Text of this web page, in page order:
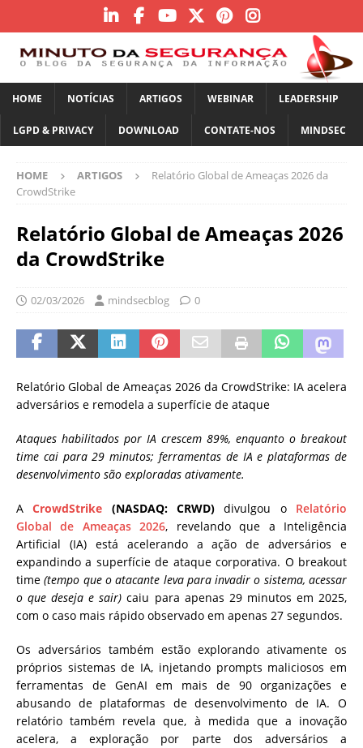
HOME NOTÍCIAS ARTIGOS WEBINAR LEADERSHIP
LGPD & PRIVACY DOWNLOAD CONTATE-NOS MINDSEC
HOME ARTIGOS
Relatório Global de Ameaças 2026 da
CrowdStrike
Relatório Global de Ameaças 2026
da CrowdStrike
02/03/2026 mindsecblog 0
Relatório Global de Ameaças 2026 da CrowdStrike: IA acelera
adversários e remodela a superfície de ataque
Ataques habilitados por IA crescem 89%, enquanto o breakout
time cai para 29 minutos; ferramentas de IA e plataformas de
desenvolvimento são exploradas ativamente.
A CrowdStrike (NASDAQ: CRWD) divulgou o Relatório
Global de Ameaças 2026, revelando que a Inteligência
Artificial (IA) está acelerando a ação de adversários e
expandindo a superfície de ataque corporativa. O breakout
time(tempo que o atacante leva para invadir o sistema, acessar
o que deseja e sair) caiu para apenas 29 minutos em 2025,
com o caso mais rápido observado em apenas 27 segundos.
Os adversários também estão explorando ativamente os
próprios sistemas de IA, injetando prompts maliciosos em
ferramentas de GenAI em mais de 90 organizações e
abusando de plataformas de desenvolvimento de IA. O
relatório também revela que, à medida que a inovação
acelera, a exploração por parte dos adversários a